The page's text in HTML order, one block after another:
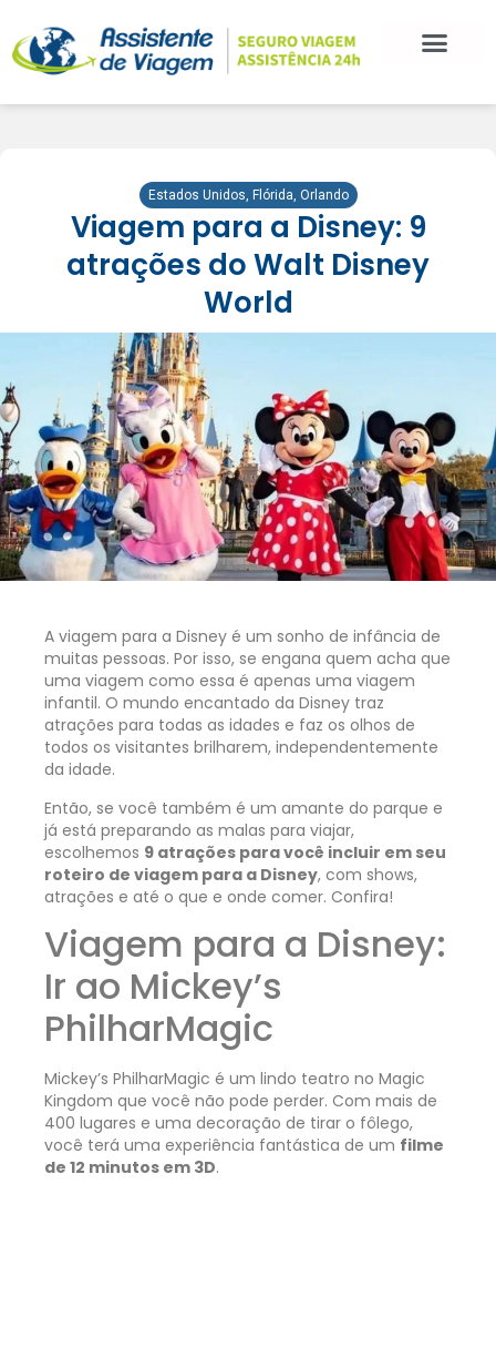
Estados Unidos, Flórida, Orlando
Viagem para a Disney: 9
atrações do Walt Disney
World
A viagem para a Disney é um sonho de infância de
muitas pessoas. Por isso, se engana quem acha que
uma viagem como essa é apenas uma viagem
infantil. O mundo encantado da Disney traz
atrações para todas as idades e faz os olhos de
todos os visitantes brilharem, independentemente
da idade.
Então, se você também é um amante do parque e
já está preparando as malas para viajar,
escolhemos 9 atrações para você incluir em seu
roteiro de viagem para a Disney, com shows,
atrações e até o que e onde comer. Confira!
Viagem para a Disney:
Ir ao Mickey’s
PhilharMagic
Mickey’s PhilharMagic é um lindo teatro no Magic
Kingdom que você não pode perder. Com mais de
400 lugares e uma decoração de tirar o fôlego,
você terá uma experiência fantástica de um filme
de 12 minutos em 3D.